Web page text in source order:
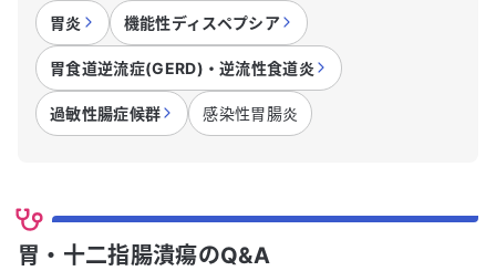
胃炎 機能性ディスペプシア
胃食道逆流症(GERD)・逆流性食道炎
過敏性腸症候群 感染性胃腸炎
胃・十二指腸潰瘍のQ&A